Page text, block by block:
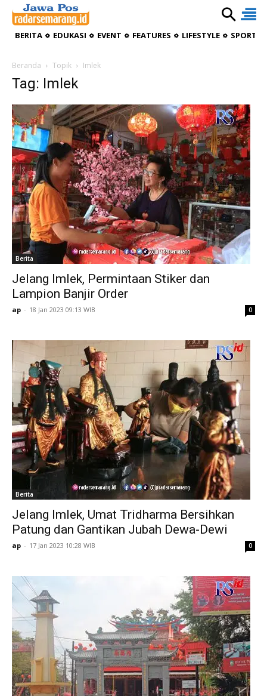
BERITA EDUKASI EVENT FEATURES LIFESTYLE
Beranda Topik Imlek
Tag: Imlek
Berita
Jelang Imlek, Permintaan Stiker dan
Lampion Banjir Order
ap - 18 Jan 2023 09:13 WIB 0
Berita
Jelang Imlek, Umat Tridharma Bersihkan
Patung dan Gantikan Jubah Dewa-Dewi
ap - 17 Jan 2023 10:28 WIB 0